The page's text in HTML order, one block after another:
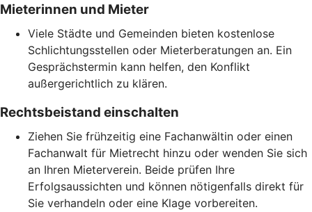
Mieterinnen und Mieter
Viele Städte und Gemeinden bieten kostenlose
Schlichtungsstellen oder Mieterberatungen an. Ein
Gesprächstermin kann helfen, den Konflikt
außergerichtlich zu klären.
Rechtsbeistand einschalten
Ziehen Sie frühzeitig eine Fachanwältin oder einen
Fachanwalt für Mietrecht hinzu oder wenden Sie sich
an Ihren Mieterverein. Beide prüfen Ihre
Erfolgsaussichten und können nötigenfalls direkt für
Sie verhandeln oder eine Klage vorbereiten.